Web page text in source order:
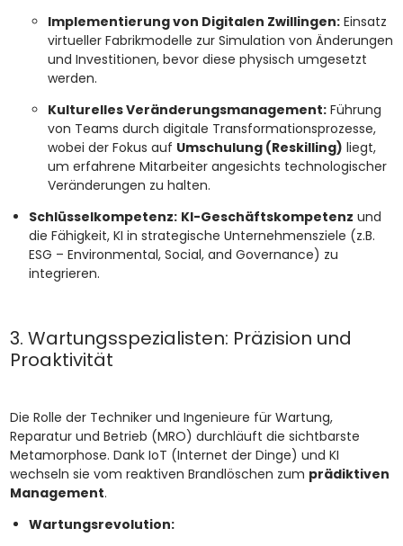
Implementierung von Digitalen Zwillingen:Einsatz
virtueller Fabrikmodelle zur Simulation von Änderungen
und Investitionen, bevor diese physisch umgesetzt
werden.
Kulturelles Veränderungsmanagement:Führung
von Teams durch digitale Transformationsprozesse,
wobei der Fokus auf Umschulung (Reskilling) liegt,
um erfahrene Mitarbeiter angesichts technologischer
Veränderungen zu halten.
Schlüsselkompetenz: KI-Geschäftskompetenz und
die Fähigkeit, KI in strategische Unternehmensziele (z.B.
ESG – Environmental, Social, and Governance) zu
integrieren.
3. Wartungsspezialisten: Präzision und
Proaktivität
Die Rolle der Techniker und Ingenieure für Wartung,
Reparatur und Betrieb (MRO) durchläuft die sichtbarste
Metamorphose. Dank IoT (Internet der Dinge) und KI
wechseln sie vom reaktiven Brandlöschen zum prädiktiven
Management.
Wartungsrevolution: